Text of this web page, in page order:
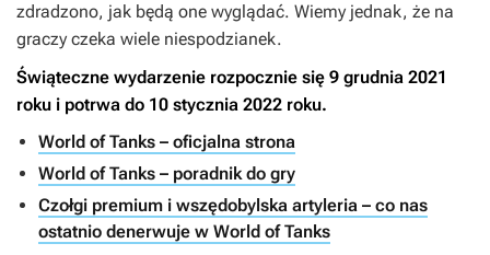
zdradzono, jak będą one wyglądać. Wiemy jednak, że na
graczy czeka wiele niespodzianek.
Świąteczne wydarzenie rozpocznie się 9 grudnia 2021
roku i potrwa do 10 stycznia 2022 roku.
World of Tanks – oficjalna strona
World of Tanks – poradnik do gry
Czołgi premium i wszędobylska artyleria – co nas
ostatnio denerwuje w World of Tanks